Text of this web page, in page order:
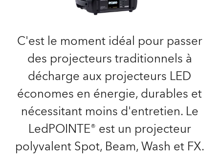
C'est le moment idéal pour passer
des projecteurs traditionnels à
décharge aux projecteurs LED
économes en énergie, durables et
nécessitant moins d'entretien. Le
LedPOINTE® est un projecteur
polyvalent Spot, Beam, Wash et FX.